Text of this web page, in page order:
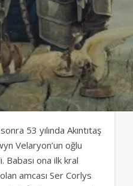
53 yılında Akıntıtaş
Velaryon’un oğlu
Babası ona ilk kral
amcası Ser Corlys